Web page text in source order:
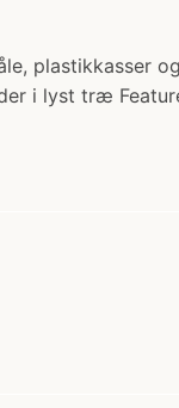
plastikkasser
i lyst træ